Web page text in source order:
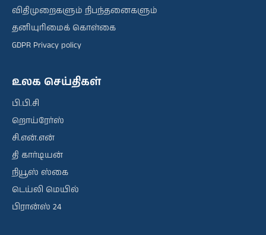
விதிமுறைகளும் நிபந்தனைகளும்
தனியுரிமைக் கொள்கை
GDPR Privacy policy
உலக செய்திகள்
பி.பி.சி
றொய்ரேர்ஸ்
சி.என்.என்
தி கார்டியன்
நியூஸ் ஸ்கை
டெய்லி மெயில்
பிரான்ஸ் 24